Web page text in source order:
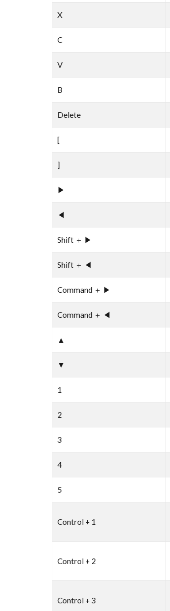
X
C
V
B
Delete
[
]
▶
◀
Shift ＋ ▶
Shift ＋ ◀
Command ＋ ▶
Command ＋ ◀
▲
▼
1
2
3
4
5
Control + 1
Control + 2
Control + 3